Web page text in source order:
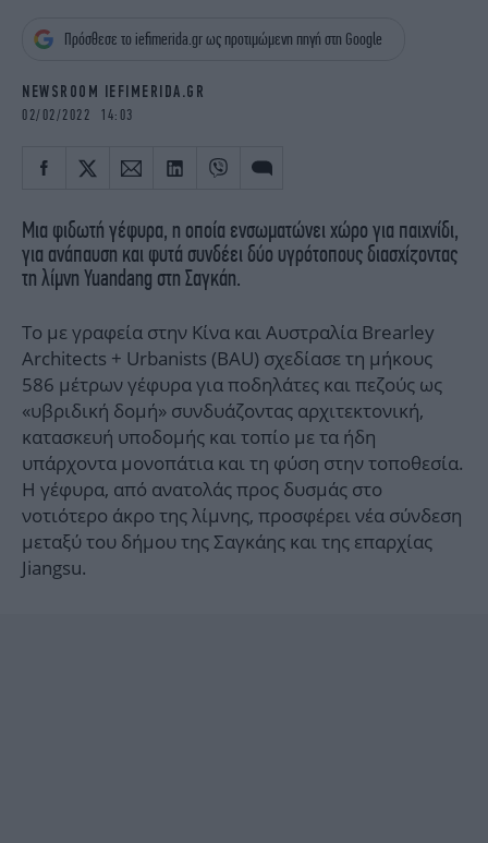
OSCARS
THE OCEAN
Πρόσθεσε το iefimerida.gr ως προτιμώμενη πηγή στη Google
NEWSROOM IEFIMERIDA.GR
02/02/2022 14:03
Μια φιδωτή γέφυρα, η οποία ενσωματώνει χώρο για παιχνίδι,
για ανάπαυση και φυτά συνδέει δύο υγρότοπους διασχίζοντας
τη λίμνη Yuandang στη Σαγκάη.
Το με γραφεία στην Κίνα και Αυστραλία Brearley
Architects + Urbanists (BAU) σχεδίασε τη μήκους
586 μέτρων γέφυρα για ποδηλάτες και πεζούς ως
«υβριδική δομή» συνδυάζοντας αρχιτεκτονική,
κατασκευή υποδομής και τοπίο με τα ήδη
υπάρχοντα μονοπάτια και τη φύση στην τοποθεσία.
Η γέφυρα, από ανατολάς προς δυσμάς στο
νοτιότερο άκρο της λίμνης, προσφέρει νέα σύνδεση
μεταξύ του δήμου της Σαγκάης και της επαρχίας
Jiangsu.